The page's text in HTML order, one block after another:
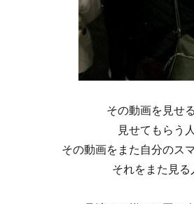
その動画を見せ
見せてもらう人
その動画をまた自分のス
それをまた見る